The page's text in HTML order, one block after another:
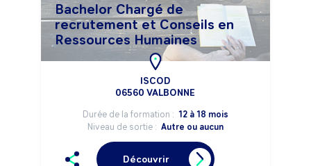
Bachelor Chargé de
recrutement et Conseils en
Ressources Humaines
ISCOD
06560 VALBONNE
Durée de la formation : 12 à 18 mois
Niveau de sortie : Autre ou aucun
Découvrir